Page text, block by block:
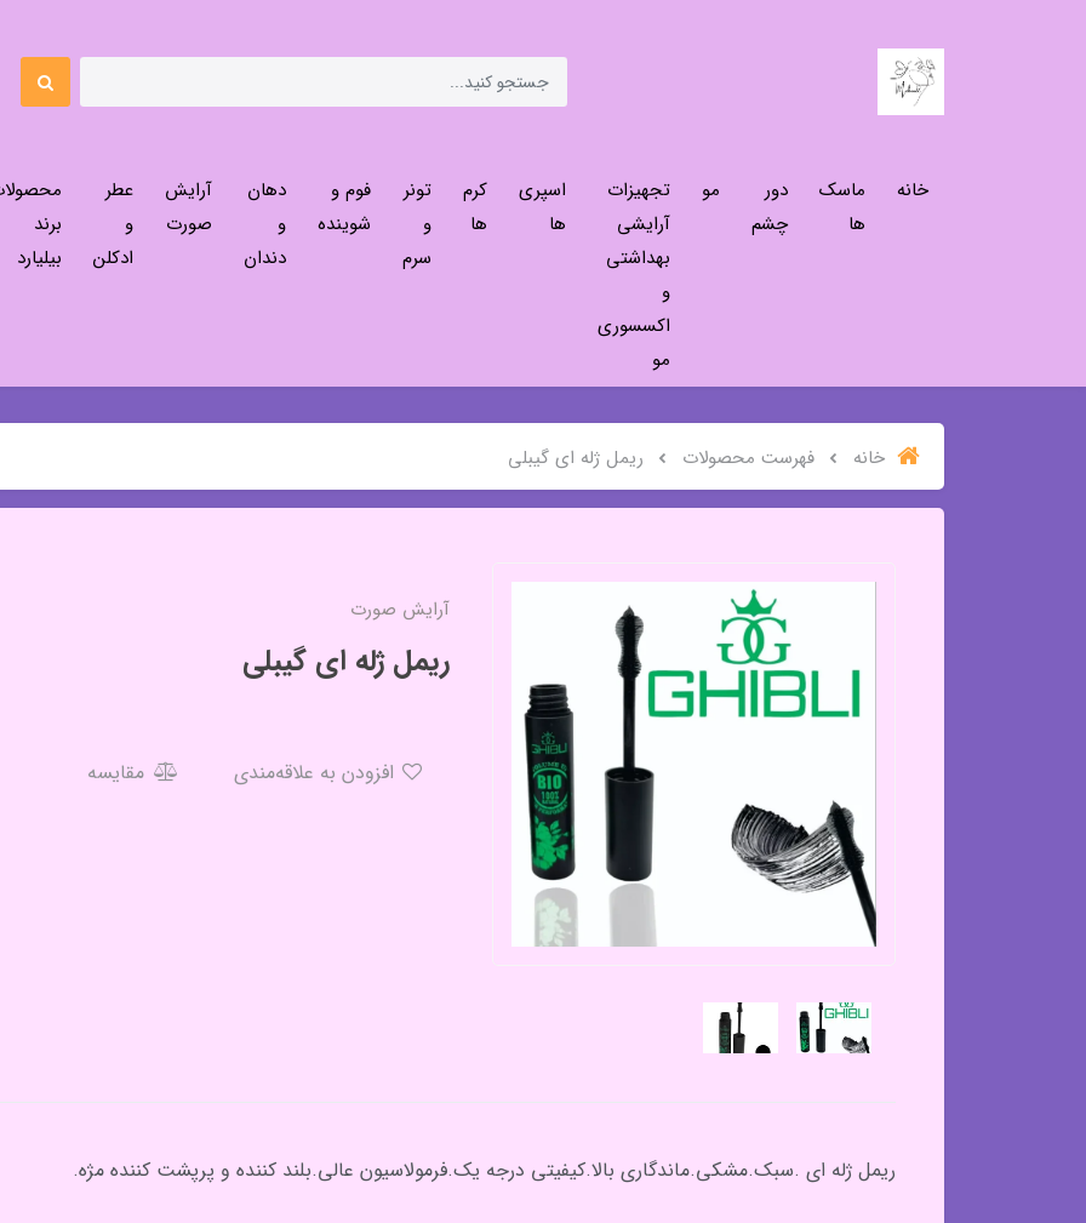
خانه
ماسک
ها
دور
چشم
مو
تجهیزات
آرایشی
بهداشتی
و
اکسسوری
مو
اسپری
ها
کرم
ها
تونر
و
سرم
فوم و
شوینده
دهان
و
دندان
آرایش
صورت
عطر
و
ادکلن
برند
بیلیارد
خانه فهرست محصولات ریمل ژله ای گیبلی
آرایش صورت
ریمل ژله ای گیبلی
مقایسه
ریمل ژله ای .سبک.مشکی.ماندگاری بالا.کیفیتی درجه یک.فرمولاسیون عالی.بلند کننده و پرپشت کننده مژه.